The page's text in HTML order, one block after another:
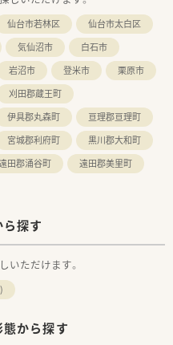
仙台市若林区
仙台市太白区
気仙沼市
白石市
岩沼市 登米市
栗原市
刈田郡蔵王町
伊具郡丸森町
亘理郡亘理町
宮城郡利府町
黒川郡大和町
田郡涌谷町
遠田郡美里町
探す
いただけます。
から探す